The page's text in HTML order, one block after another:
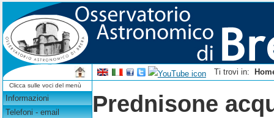
Ti trovi in:
Clicca sulle voci del menù
Informazioni
Telefoni - email
Prednisone